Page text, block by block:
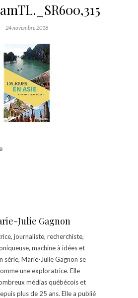
24 novembre 2018
Julie Gagnon
journaliste, recherchiste,
machine à idées et
série, Marie-Julie Gagnon se
une exploratrice. Elle
médias québécois et
plus de 25 ans. Elle a publié